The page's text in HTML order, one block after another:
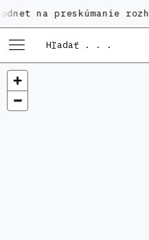
preskúmanie